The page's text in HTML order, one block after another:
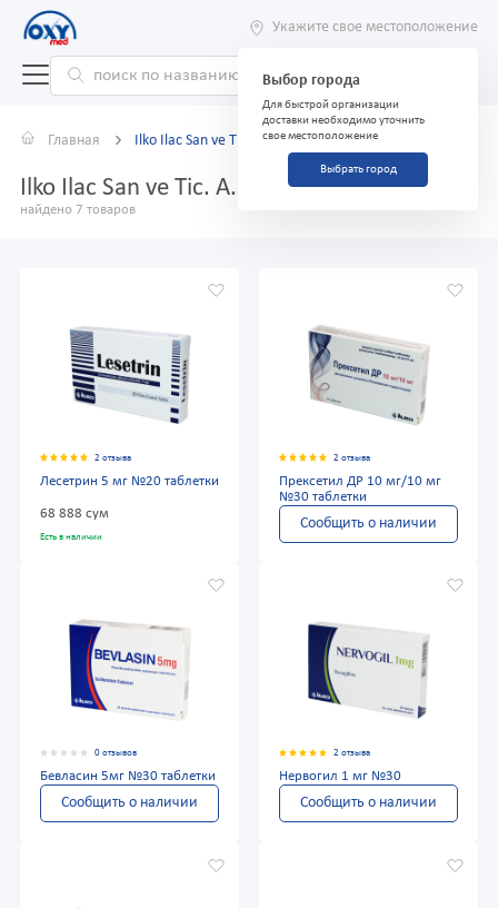
Укажите свое местоположение
Выбор города
Для быстрой организации
доставки необходимо уточнить
свое местоположение
Выбрать город
Главная Ilko Ilac San ve Tic. A.S.
Ilko Ilac San ve Tic. A.S.
найдено 7 товаров
2 отзыва
Лесетрин 5 мг №20 таблетки
68 888 сум
Есть в наличии
2 отзыва
Прексетил ДР 10 мг/10 мг
№30 таблетки
Сообщить о наличии
0 отзывов
Бевласин 5мг №30 таблетки
Сообщить о наличии
2 отзыва
Нервогил 1 мг №30
Сообщить о наличии